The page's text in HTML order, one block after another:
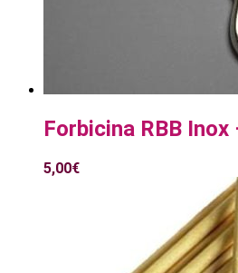
Forbicina RBB
5,00€